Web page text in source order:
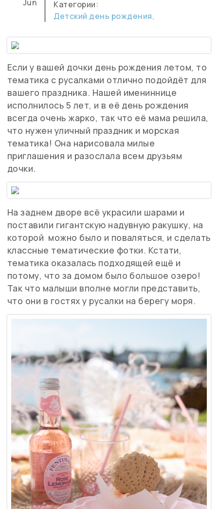
Jun
Категории:
Детский день рождения,
Если у вашей дочки день рождения летом, то
тематика с русалками отлично подойдёт для
вашего праздника. Нашей имениннице
исполнилось 5 лет, и в её день рождения
всегда очень жарко, так что её мама решила,
что нужен уличный праздник и морская
тематика! Она нарисовала милые
приглашения и разослала всем друзьям
дочки.
На заднем дворе всё украсили шарами и
поставили гигантскую надувную ракушку, на
которой можно было и поваляться, и сделать
классные тематические фотки. Кстати,
тематика оказалась подходящей ещё и
потому, что за домом было большое озеро!
Так что малыши вполне могли представить,
что они в гостях у русалки на берегу моря.